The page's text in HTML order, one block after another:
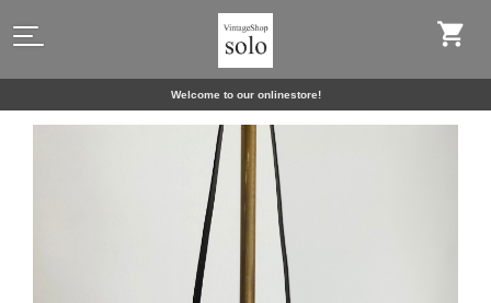
Welcome to our onlinestore!